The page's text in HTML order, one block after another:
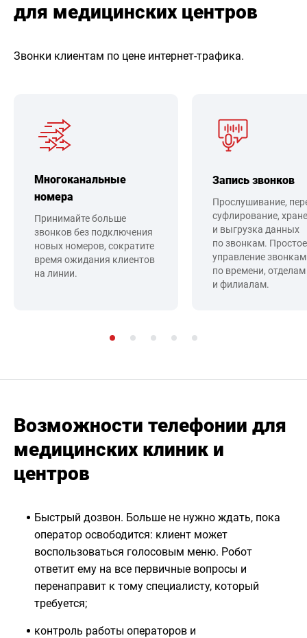
для медицинских центров
Звонки клиентам по цене интернет-трафика.
Многоканальные
номера
Принимайте больше
звонков без подключения
новых номеров, сократите
время ожидания клиентов
на линии.
Запись звонков
Прослушивание,
суфлирование,
и выгрузка данных
по звонкам. Простое
управление
по времени, отделам
и филиалам.
Возможности телефонии для
медицинских клиник и
центров
Быстрый дозвон. Больше не нужно ждать, пока
оператор освободится: клиент может
воспользоваться голосовым меню. Робот
ответит ему на все первичные вопросы и
перенаправит к тому специалисту, который
требуется;
контроль работы операторов и